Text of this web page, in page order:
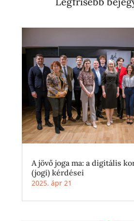
A jövő joga ma: a digitális
(jogi) kérdései
2025. ápr 21